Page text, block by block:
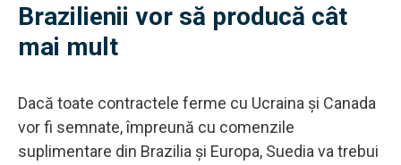
Brazilienii vor să producă cât
mai mult
Dacă toate contractele ferme cu Ucraina și Canada
vor fi semnate, împreună cu comenzile
suplimentare din Brazilia și Europa, Suedia va trebui